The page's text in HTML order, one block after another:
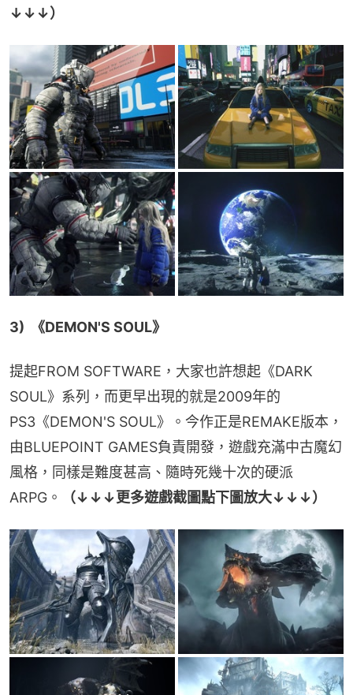
↓↓↓）
3)  《DEMON'S SOUL》
提起FROM SOFTWARE，大家也許想起《DARK
SOUL》系列，而更早出現的就是2009年的
PS3《DEMON'S SOUL》。今作正是REMAKE版本，
由BLUEPOINT GAMES負責開發，遊戲充滿中古魔幻
風格，同樣是難度甚高、隨時死幾十次的硬派
ARPG。
（↓↓↓更多遊戲截圖點下圖放大↓↓↓）